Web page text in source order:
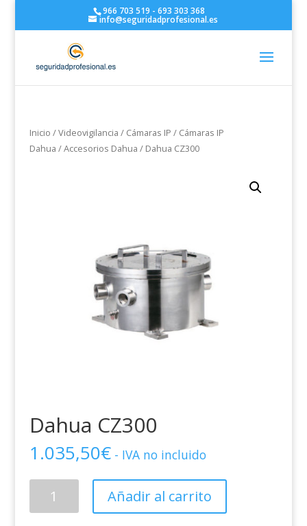
966 703 519 - 693 303 368
info@seguridadprofesional.es
Inicio /Videovigilancia / Cámaras IP / Cámaras IP
Dahua /Accesorios Dahua / Dahua CZ300
Dahua CZ300
1.035,50€ - IVA no incluido
CZ300
Añadir al carrito